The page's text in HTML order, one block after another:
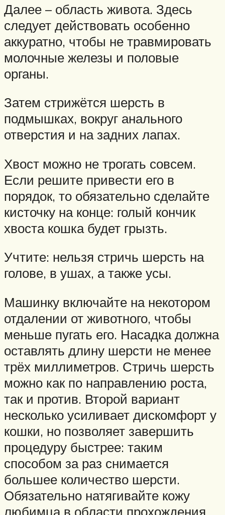
Далее – область живота. Здесь
следует действовать особенно
аккуратно, чтобы не травмировать
молочные железы и половые
органы.
Затем стрижётся шерсть в
подмышках, вокруг анального
отверстия и на задних лапах.
Хвост можно не трогать совсем.
Если решите привести его в
порядок, то обязательно сделайте
кисточку на конце: голый кончик
хвоста кошка будет грызть.
Учтите: нельзя стричь шерсть на
голове, в ушах, а также усы.
Машинку включайте на некотором
отдалении от животного, чтобы
меньше пугать его. Насадка должна
оставлять длину шерсти не менее
трёх миллиметров. Стричь шерсть
можно как по направлению роста,
так и против. Второй вариант
несколько усиливает дискомфорт у
кошки, но позволяет завершить
процедуру быстрее: таким
способом за раз снимается
большее количество шерсти.
Обязательно натягивайте кожу
любимца в области прохождения